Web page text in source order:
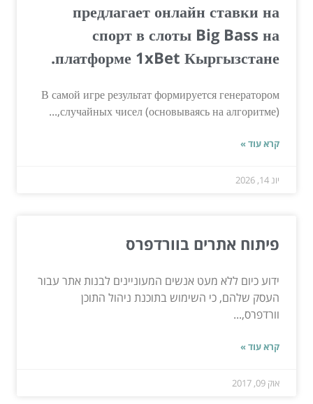
предлагает онлайн ставки на
спорт в слоты Big Bass на
платформе 1xBet Кыргызстане.
В самой игре результат формируется генератором
случайных чисел (основываясь на алгоритме),...
קרא עוד »
יונ 14, 2026
פיתוח אתרים בוורדפרס
ידוע כיום ללא מעט אנשים המעוניינים לבנות אתר עבור
העסק שלהם, כי השימוש בתוכנת ניהול התוכן
וורדפרס,...
קרא עוד »
אוק 09, 2017